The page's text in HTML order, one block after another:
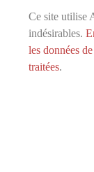
Ce site utilise
indésirables.
les données
traitées.